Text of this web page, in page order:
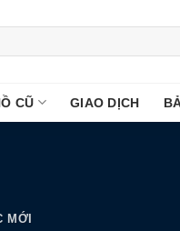
CŨ GIAO DỊCH
MỚI